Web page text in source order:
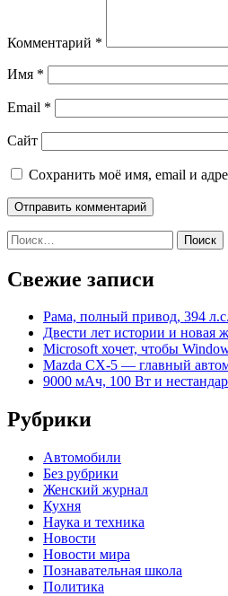
Комментарий *
Имя *
Email *
Сайт
Сохранить моё имя, email и
Найти:
Свежие записи
Рама, полный привод, 394
Двести лет истории и новая
Microsoft хочет, чтобы
Mazda CX-5 — главный
9000 мАч, 100 Вт и
Рубрики
Автомобили
Без рубрики
Женский журнал
Кухня
Наука и техника
Новости
Новости мира
Познавательная школа
Политика